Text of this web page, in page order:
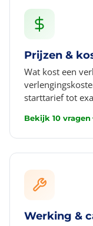
Prijzen &
Wat kost een
starttarief tot
Bekijk 10 vragen
Werking &